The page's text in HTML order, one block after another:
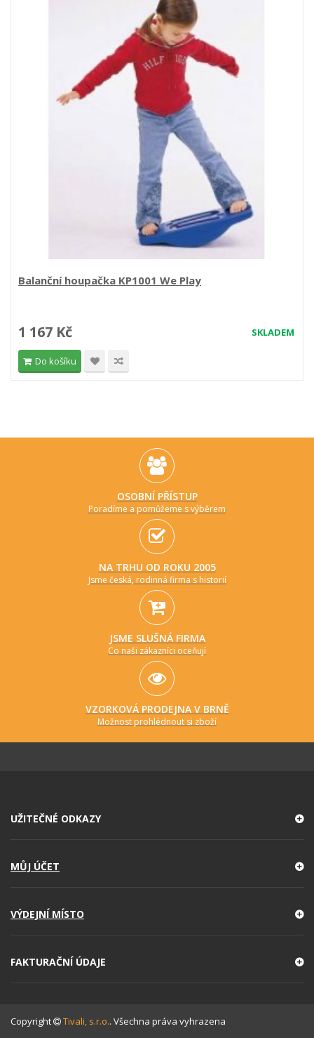
Balanční houpačka KP1001 We Play
SKLADEM
1 167 Kč
Do košíku
OSOBNÍ PŘÍSTUP
Poradíme a pomůžeme s výběrem
NA TRHU OD ROKU 2005
Jsme česká, rodinná firma s historií
JSME SLUŠNÁ FIRMA
Co naši zákazníci oceňují
VZORKOVÁ PRODEJNA V BRNĚ
Možnost prohlédnout si zboží
UŽITEČNÉ ODKAZY
MŮJ ÚČET
VÝDEJNÍ MÍSTO
FAKTURAČNÍ ÚDAJE
Copyright Tivali, s.r.o.. Všechna práva vyhrazena